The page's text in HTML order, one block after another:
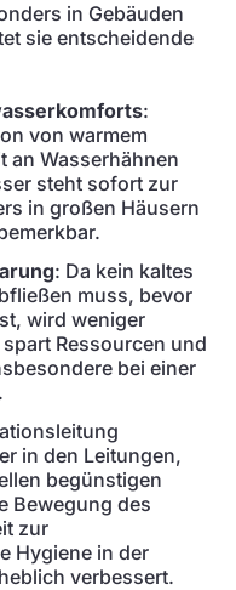
in Gebäuden
sie entscheidende
:
von warmem
an Wasserhähnen
steht sofort zur
in großen Häusern
: Da kein kaltes
muss, bevor
wird weniger
Ressourcen und
bei einer
in den Leitungen,
begünstigen
Bewegung des
zur
Hygiene in der
verbessert.